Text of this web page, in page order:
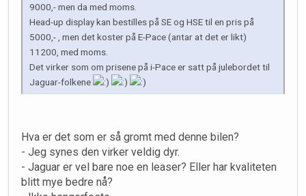
9000,- men da med moms.
Head-up display kan bestilles på SE og HSE til en pris på
5000,- , men det koster på E-Pace (antar at det er likt)
11200, med moms.
Det virker som om prisene på i-Pace er satt på julebordet til
Jaguar-folkene
Hva er det som er så gromt med denne bilen?
- Jeg synes den virker veldig dyr.
- Jaguar er vel bare noe en leaser? Eller har kvaliteten
blitt mye bedre nå?